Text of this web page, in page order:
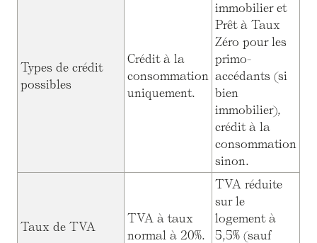
Types de crédit
possibles
Crédit à la
consommation
uniquement.
immobilier et
Prêt à Taux
Zéro pour les
primo-
accédants (si
bien
immobilier),
crédit à la
consommation
sinon.
Taux de TVA
TVA à taux
normal à 20%.
TVA réduite
sur le
logement à
5,5% (sauf